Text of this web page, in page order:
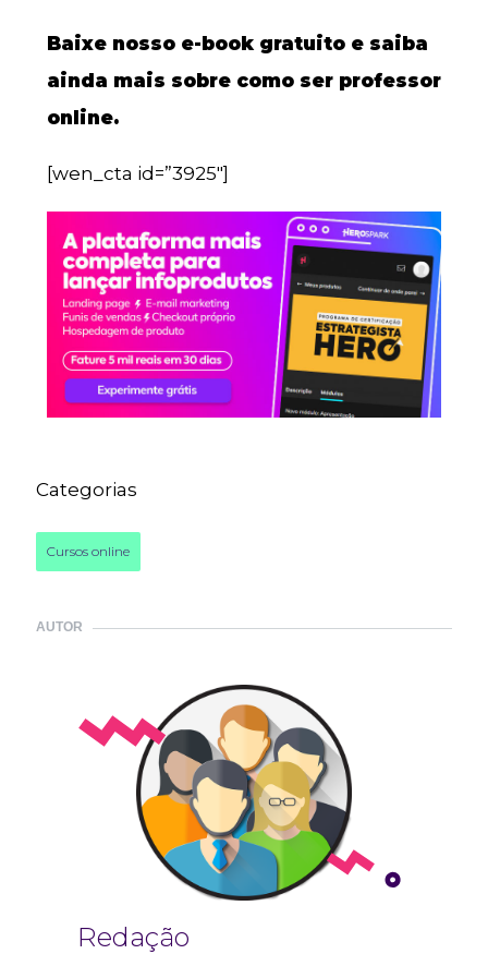
Baixe nosso e-book gratuito e saiba
ainda mais sobre como ser professor
online.
[wen_cta id=”3925″]
Categorias
Cursos online
AUTOR
Redação